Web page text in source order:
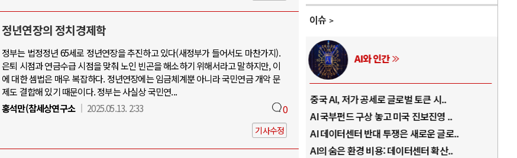
정년연장의 정치경제학
정부는 법정정년 65세로 정년연장을 추진하고 있다(새정부가 들어서도 마찬가지).
은퇴 시점과 연금수급 시점을 맞춰 노인 빈곤을 해소하기 위해서라고 말하지만, 이
에 대한 셈법은 매우 복잡하다. 정년연장에는 임금체계뿐 아니라 국민연금 개악 문
제도 결합해 있기 때문이다. 정부는 사실상 국민연...
홍석만(참세상연구소
2025.05.13. 2:33 0
기사수정
이슈
크라이나 전쟁
이나, 대리전의 역..
협력 직후, 러시아..
2027년까지 공..
스토니아, 네덜란..
중동 위기
호르무즈 갈등 격화, 트럼프 정치·경제 ..
호르무즈 해협 통행료를 철회한 트럼프
이란, 호르무즈 해협 봉쇄 선택한 배경
트럼프, 이란 압박수단 한계 직면
AI와 인간
중국 AI, 저가 공세로 글로벌 토큰 시..
AI 국부펀드 구상 놓고 미국 진보진영 ..
AI 데이터센터 반대 투쟁은 새로운 글로..
AI의 숨은 환경 비용: 데이터센터 확산..